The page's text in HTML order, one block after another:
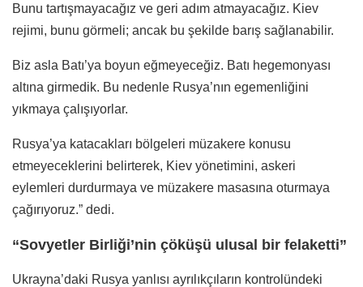
Bunu tartışmayacağız ve geri adım atmayacağız. Kiev
rejimi, bunu görmeli; ancak bu şekilde barış sağlanabilir.
Biz asla Batı’ya boyun eğmeyeceğiz. Batı hegemonyası
altına girmedik. Bu nedenle Rusya’nın egemenliğini
yıkmaya çalışıyorlar.
Rusya’ya katacakları bölgeleri müzakere konusu
etmeyeceklerini belirterek, Kiev yönetimini, askeri
eylemleri durdurmaya ve müzakere masasına oturmaya
çağırıyoruz.” dedi.
“Sovyetler Birliği’nin çöküşü ulusal bir felaketti”
Ukrayna’daki Rusya yanlısı ayrılıkçıların kontrolündeki